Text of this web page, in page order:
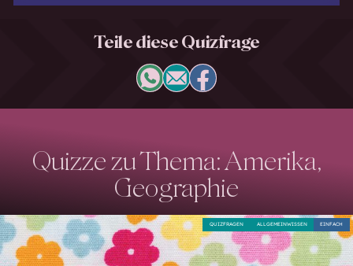
Teile diese Quizfrage
Quizze zu Thema: Amerika,
Geographie
EINFACH
ALLGEMEINWISSEN
QUIZFRAGEN